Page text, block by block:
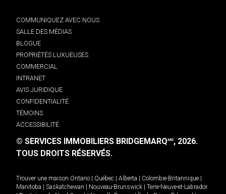
COMMUNIQUEZ AVEC NOUS
SALLE DES MÉDIAS
BLOGUE
PROPRIÉTÉS LUXUEUSES
COMMERCIAL
INTRANET
AVIS JURIDIQUE
CONFIDENTIALITÉ
TÉMOINS
ACCESSIBILITÉ
© SERVICES IMMOBILIERS BRIDGEMARQMD, 2026.
TOUS DROITS RÉSERVÉS.
Trouver une maison Ontario Québec Alberta Colombie-Britannique
Manitoba
Saskatchewan Nouveau-Brunswick
Terre-Neuve-et-Labrador